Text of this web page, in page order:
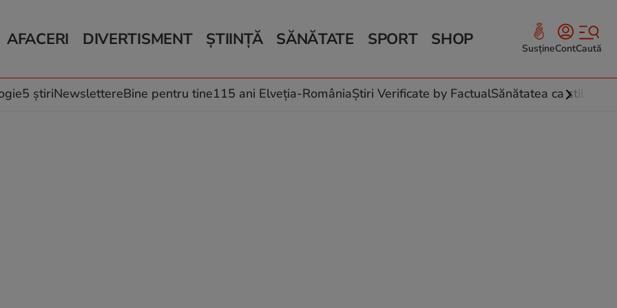
AFACERI
Auto
Locuri de muncă
DIVERTISMENT
Horoscop
Muzică și Filme
ȘTIINȚĂ
Schimbări climatice
SĂNĂTATE
Relații
Rețete culinare
SPORT SHOP SusțineContCaută
5 știriNewslettereBine pentru tine115 ani Elveția-RomâniaȘtiri Verificate by FactualSănătatea ca stil de